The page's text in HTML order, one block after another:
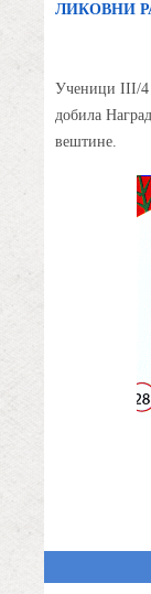
ЛИКОВНИ
Ученици III/4
добила
вештине.